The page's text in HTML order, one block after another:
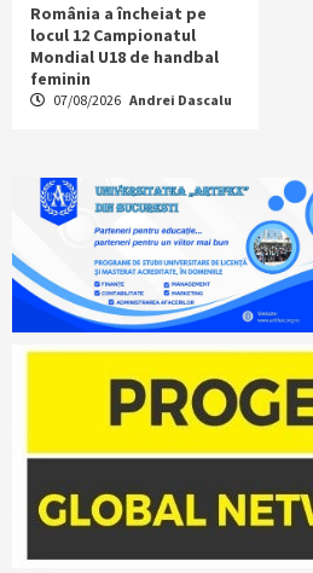
România a încheiat pe
locul 12 Campionatul
Mondial U18 de handbal
feminin
07/08/2026 Andrei Dascalu